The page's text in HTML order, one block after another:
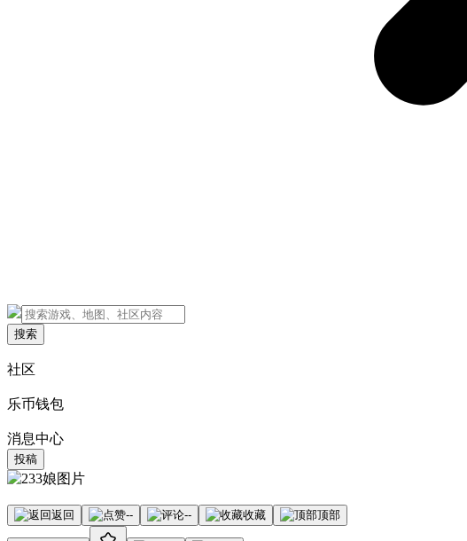
搜索
社区
乐币钱包
消息中心
投稿
返回 -- -- 收藏 顶部